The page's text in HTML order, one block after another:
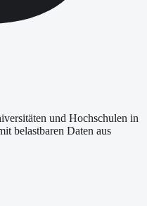
und Hochschulen in
belastbaren Daten aus